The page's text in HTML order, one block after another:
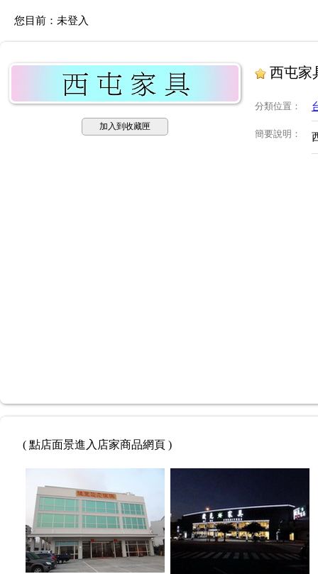
您目前： 未登入
加入到收藏匣
西屯家
分類位置 ：
簡要說明 ：
( 點店面景進入店家商品網頁 )